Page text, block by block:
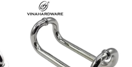
: mối nối kín khít, không burr kim
sảo và bề mặt nhẵn mịn.
chóng
: dễ dàng thay thế tay nắm cũ mà